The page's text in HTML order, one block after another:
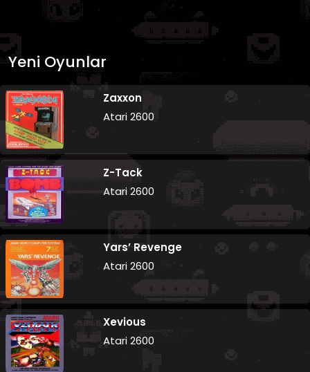
Yeni Oyunlar
Zaxxon
Atari 2600
Z-Tack
Atari 2600
Yars’ Revenge
Atari 2600
Xevious
Atari 2600